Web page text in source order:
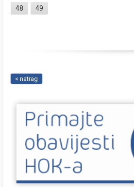
48 49
< natrag